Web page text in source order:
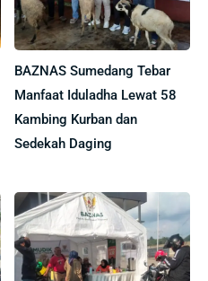
BAZNAS Sumedang Tebar
Manfaat Iduladha Lewat 58
Kambing Kurban dan
Sedekah Daging